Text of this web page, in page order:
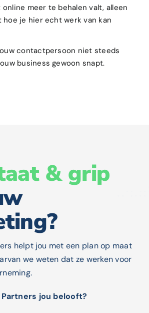
meer te behalen valt, alleen
je hier echt werk van kan
contactpersoon niet steeds
business gewoon snapt.
& grip
helpt jou met een plan op maat
we weten dat ze werken voor
jou belooft?